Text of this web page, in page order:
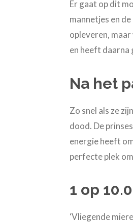
Er gaat op dit
mannetjes en
opleveren,
en heeft daarna
Na het
Zo snel als ze
dood. De
energie heeft
perfecte plek
1 op
‘Vliegende